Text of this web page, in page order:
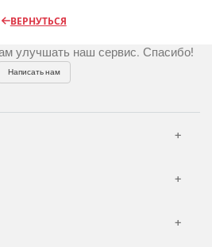
ВЕРНУТЬСЯ
улучшать наш сервис. Спасибо!
Написать нам